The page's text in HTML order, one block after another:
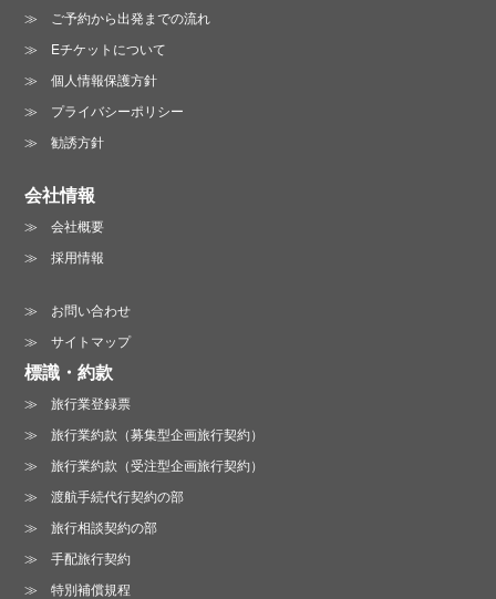
ご予約から出発までの流れ
Eチケットについて
個人情報保護方針
プライバシーポリシー
勧誘方針
会社情報
会社概要
採用情報
お問い合わせ
サイトマップ
標識・約款
旅行業登録票
旅行業約款（募集型企画旅行契約）
旅行業約款（受注型企画旅行契約）
渡航手続代行契約の部
旅行相談契約の部
手配旅行契約
特別補償規程